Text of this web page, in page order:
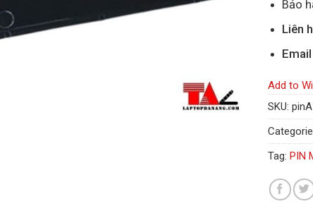
Bảo
Liên
Email
Add to
SKU:
Tag: PIN